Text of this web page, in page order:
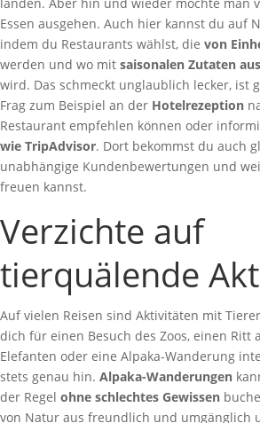
Essen ausgehen. Auch hier kannst du auf
indem du Restaurants wählst, die von
werden und wo mit saisonalen Zutaten
wird. Das schmeckt unglaublich lecker, ist
Frag zum Beispiel an der Hotelrezeption
Restaurant empfehlen können oder
wie TripAdvisor. Dort bekommst du auch
unabhängige Kundenbewertungen und
freuen kannst.
Verzichte auf
tierquälende
Auf vielen Reisen sind Aktivitäten mit
dich für einen Besuch des Zoos, einen Ritt
Elefanten oder eine Alpaka-Wanderung
stets genau hin. Alpaka-Wanderungen
der Regel ohne schlechtes Gewissen
von Natur aus freundlich und umgänglich